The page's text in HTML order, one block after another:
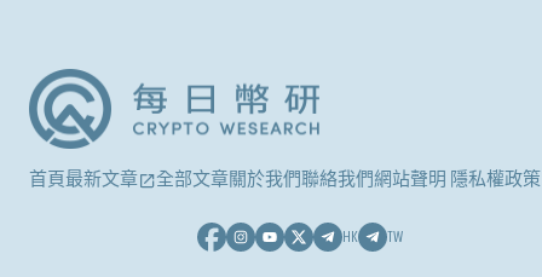
首頁最新文章 全部文章關於我們聯絡我們網站聲明 隱私權政策
HK TW